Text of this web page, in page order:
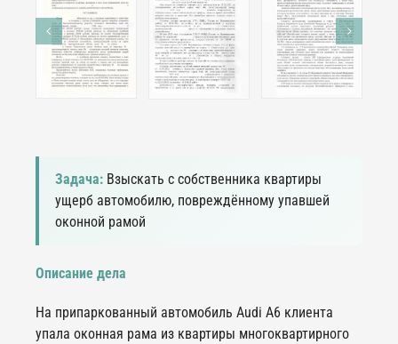
Задача:Взыскать с собственника квартиры
ущерб автомобилю, повреждённому упавшей
оконной рамой
Описание дела
На припаркованный автомобиль Audi A6 клиента
упала оконная рама из квартиры многоквартирного